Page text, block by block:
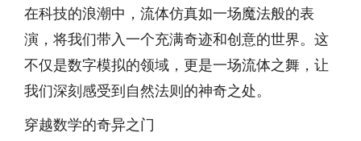
在科技的浪潮中，流体仿真如一场魔法般的表
演，将我们带入一个充满奇迹和创意的世界。这
不仅是数字模拟的领域，更是一场流体之舞，让
我们深刻感受到自然法则的神奇之处。
穿越数学的奇异之门